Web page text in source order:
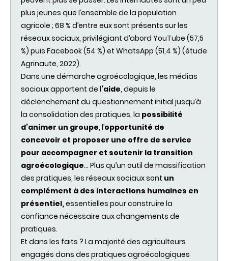
plus jeunes que l’ensemble de la population
agricole ; 68 % d’entre eux sont présents sur les
réseaux sociaux, privilégiant d’abord YouTube (57,5
%) puis Facebook (54 %) et WhatsApp (51,4 %) (étude
Agrinaute, 2022).
Dans une démarche agro­écologique, les médias
sociaux apportent de l’aide, depuis le
déclenchement du questionnement initial jusqu’à
la consolidation des pratiques, la possibilité
d’animer un groupe, l’opportunité de
concevoir et proposer une offre de service
pour accompagner et soutenir la transition
agroécologique… Plus qu’un outil de massification
des pratiques, les réseaux sociaux sont un
complément à des interactions humaines en
présentiel,essentielles pour construire la
confiance nécessaire aux changements de
pratiques.
Et dans les faits ? La majorité des agriculteurs
engagés dans des pratiques agroécologiques